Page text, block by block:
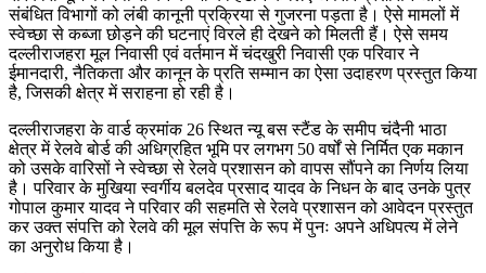
संबंधित विभागों को लंबी कानूनी प्रक्रिया से गुजरना पड़ता है। ऐसे मामलों में
स्वेच्छा से कब्जा छोड़ने की घटनाएं विरले ही देखने को मिलती हैं। ऐसे समय
दल्लीराजहरा मूल निवासी एवं वर्तमान में चंदखुरी निवासी एक परिवार ने
ईमानदारी, नैतिकता और कानून के प्रति सम्मान का ऐसा उदाहरण प्रस्तुत किया
है, जिसकी क्षेत्र में सराहना हो रही है।
दल्लीराजहरा के वार्ड क्रमांक 26 स्थित न्यू बस स्टैंड के समीप चंदैनी भाठा
क्षेत्र में रेलवे बोर्ड की अधिग्रहित भूमि पर लगभग 50 वर्षों से निर्मित एक मकान
को उसके वारिसों ने स्वेच्छा से रेलवे प्रशासन को वापस सौंपने का निर्णय लिया
है। परिवार के मुखिया स्वर्गीय बलदेव प्रसाद यादव के निधन के बाद उनके पुत्र
गोपाल कुमार यादव ने परिवार की सहमति से रेलवे प्रशासन को आवेदन प्रस्तुत
कर उक्त संपत्ति को रेलवे की मूल संपत्ति के रूप में पुनः अपने अधिपत्य में लेने
का अनुरोध किया है।